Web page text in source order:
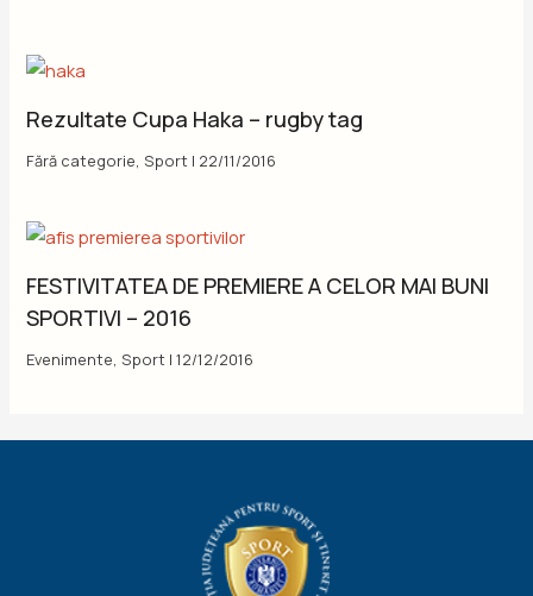
Rezultate Cupa Haka – rugby tag
Fără categorie,Sport | 22/11/2016
FESTIVITATEA DE PREMIERE A CELOR MAI BUNI
SPORTIVI – 2016
Evenimente,Sport |12/12/2016